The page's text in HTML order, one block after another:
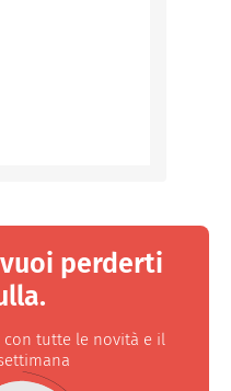
perderti
con tutte le novità e il